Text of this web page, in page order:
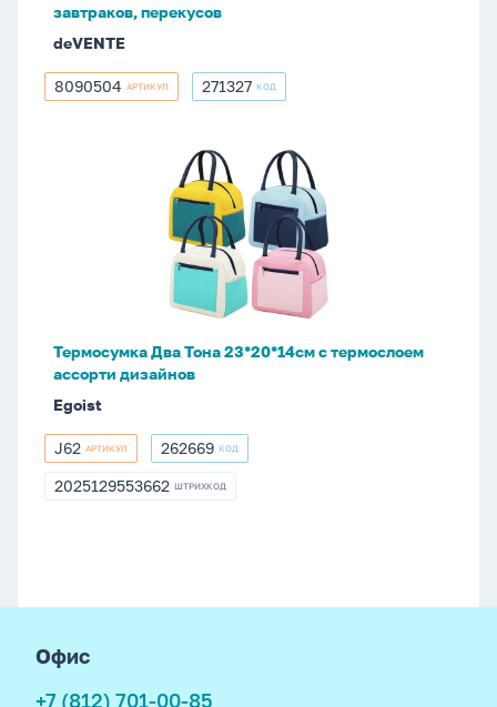
завтраков, перекусов
deVENTE
8090504
8090504 АРТИКУЛ 271327
271327 КОД
23*20*14см
термослоем
Термосумка Два Тона 23*20*14см с термослоем
ассорти дизайнов
Egoist
J62
J62 АРТИКУЛ 262669
262669 КОД
2025129553662
2025129553662 ШТРИХКОД
Офис
+7 (812) 701-00-85